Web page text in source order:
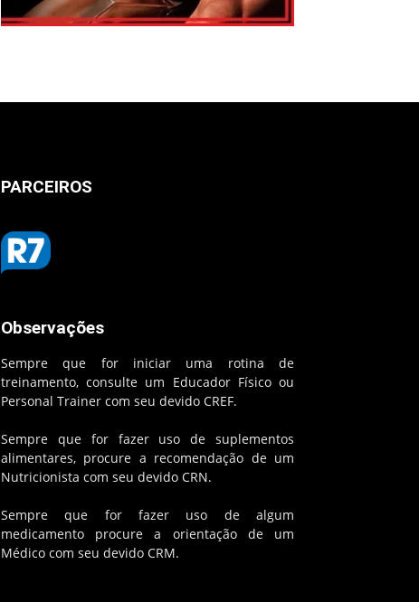
PARCEIROS
Observações
Sempre que for iniciar uma rotina de
treinamento, consulte um Educador Físico ou
Personal Trainer com seu devido CREF.
Sempre que for fazer uso de suplementos
alimentares, procure a recomendação de um
Nutricionista com seu devido CRN.
Sempre que for fazer uso de algum
medicamento procure a orientação de um
Médico com seu devido CRM.